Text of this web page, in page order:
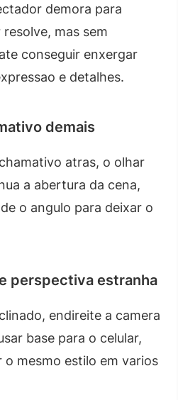
demora para
mas sem
conseguir enxergar
e detalhes.
demais
atras, o olhar
a abertura da cena,
o angulo para deixar o
perspectiva estranha
endireite a camera
base para o celular,
mesmo estilo em varios